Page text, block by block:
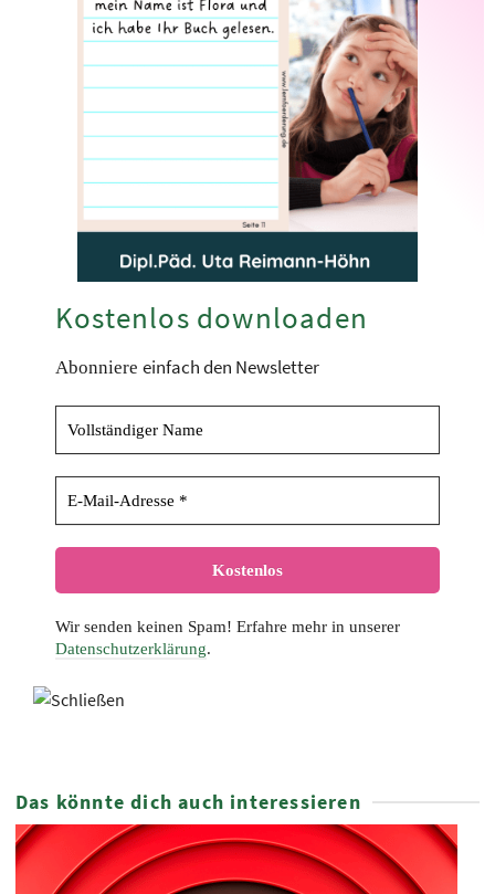
Kostenlos downloaden
Abonniere einfach den Newsletter
Wir senden keinen Spam! Erfahre mehr in unserer
Datenschutzerklärung.
Das könnte dich auch interessieren